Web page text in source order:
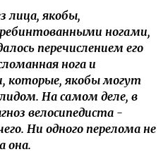
лица, якобы,
ногами,
перечислением его
нога и
которые, якобы могут
На самом деле, в
велосипедиста -
Ни одного перелома не
она.